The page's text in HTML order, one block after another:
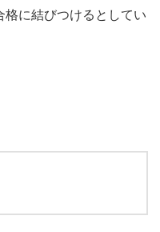
に結びつけるとしてい